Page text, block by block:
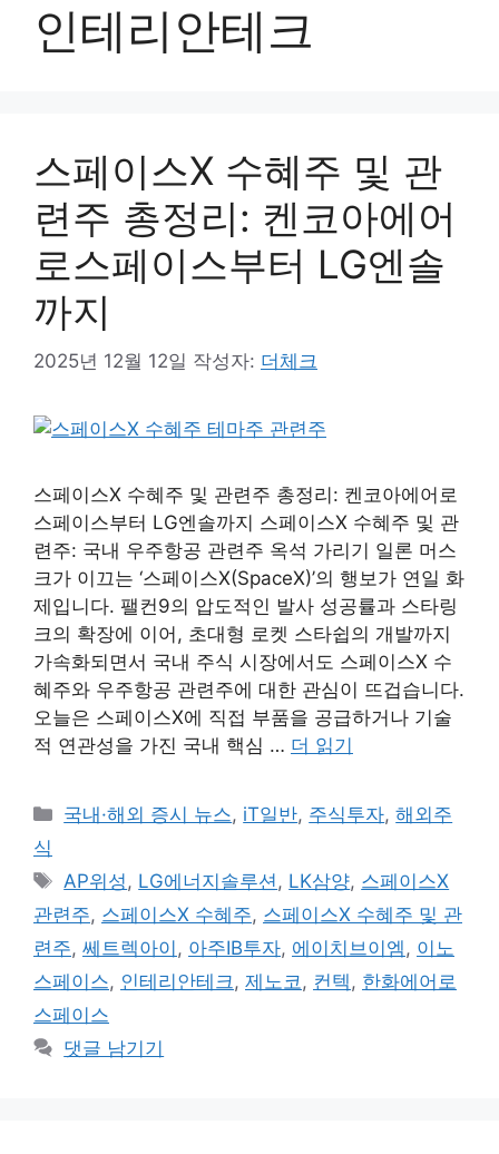
인테리안테크
스페이스X 수혜주 및 관
련주 총정리: 켄코아에어
로스페이스부터 LG엔솔
까지
2025년 12월 12일 작성자: 더체크
스페이스X 수혜주 및 관련주 총정리: 켄코아에어로
스페이스부터 LG엔솔까지 스페이스X 수혜주 및 관
련주: 국내 우주항공 관련주 옥석 가리기 일론 머스
크가 이끄는 ‘스페이스X(SpaceX)’의 행보가 연일 화
제입니다. 팰컨9의 압도적인 발사 성공률과 스타링
크의 확장에 이어, 초대형 로켓 스타쉽의 개발까지
가속화되면서 국내 주식 시장에서도 스페이스X 수
혜주와 우주항공 관련주에 대한 관심이 뜨겁습니다.
오늘은 스페이스X에 직접 부품을 공급하거나 기술
적 연관성을 가진 국내 핵심 … 더 읽기
카
리
국내·해외 증시 뉴스, iT일반, 주식투자,해외주
식
태
그
AP위성 , LG에너지솔루션 , LK삼양, 스페이스X
관련주, 스페이스X 수혜주, 스페이스X 수혜주 및 관
련주, 쎄트렉아이 , 아주IB투자, 에이치브이엠 , 이노
스페이스, 인테리안테크 , 제노코 , 컨텍 , 한화에어로
스페이스
댓글 남기기